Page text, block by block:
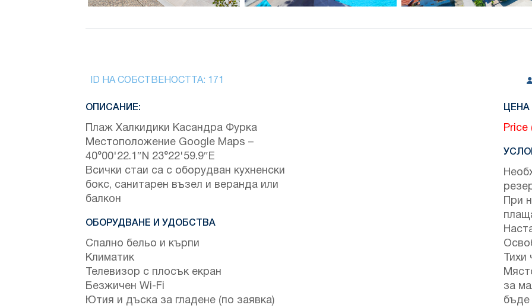
ID НА СОБСТВЕНОСТТА: 171
ОПИСАНИЕ:
Плаж Халкидики Касандра Фурка
Местоположение Google Maps –
40°00'22.1″N 23°22'59.9″E
Всички стаи са с оборудван кухненски
бокс, санитарен възел и веранда или
балкон
ОБОРУДВАНЕ И УДОБСТВА
Спално бельо и кърпи
Климатик
Телевизор с плосък екран
Безжичен Wi-Fi
Ютия и дъска за гладене (по заявка)
ЦЕНА
Price
При
за
бъде